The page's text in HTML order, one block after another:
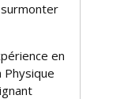
en
Physique